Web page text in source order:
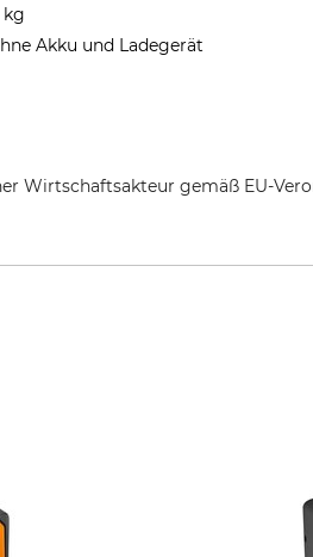
kg
Akku und Ladegerät
Wirtschaftsakteur gemäß EU-